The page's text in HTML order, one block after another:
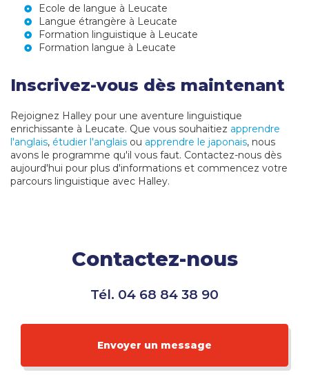
Ecole de langue à Leucate
Langue étrangère à Leucate
Formation linguistique à Leucate
Formation langue à Leucate
Inscrivez-vous dès maintenant
Rejoignez Halley pour une aventure linguistique
enrichissante à Leucate. Que vous souhaitiez apprendre
l'anglais, étudier l'anglais ou apprendre le japonais, nous
avons le programme qu'il vous faut. Contactez-nous dès
aujourd'hui pour plus d'informations et commencez votre
parcours linguistique avec Halley.
Contactez-nous
Tél. 04 68 84 38 90
Envoyer un message